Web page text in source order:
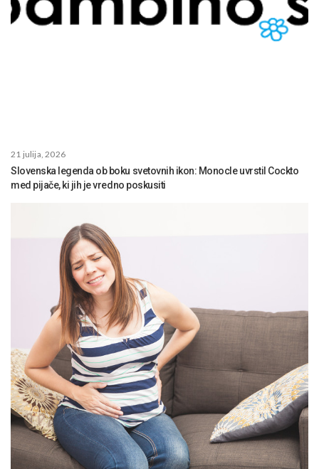
21 julija, 2026
Slovenska legenda ob boku svetovnih ikon: Monocle uvrstil Cockto
med pijače, ki jih je vredno poskusiti